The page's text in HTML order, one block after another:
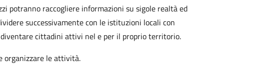
potranno raccogliere informazioni su sigole realtà ed
successivamente con le istituzioni locali con
cittadini attivi nel e per il proprio territorio.
organizzare le attività.